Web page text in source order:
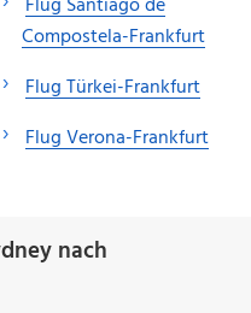
Compostela-Frankfurt
Flug Türkei-Frankfurt
Flug Verona-Frankfurt
nach